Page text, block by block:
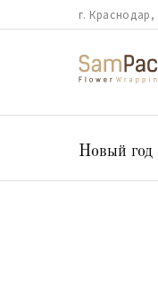
г. Краснодар,
Новый год